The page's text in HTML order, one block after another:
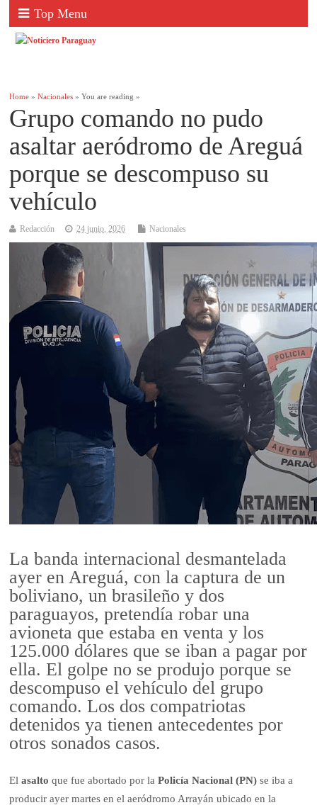
Top Menu
Home »Nacionales » You are reading »
Grupo comando no pudo
asaltar aeródromo de Areguá
porque se descompuso su
vehículo
Redacción 24 junio, 2026 Nacionales
La banda internacional desmantelada
ayer en Areguá, con la captura de un
boliviano, un brasileño y dos
paraguayos, pretendía robar una
avioneta que estaba en venta y los
125.000 dólares que se iban a pagar por
ella. El golpe no se produjo porque se
descompuso el vehículo del grupo
comando. Los dos compatriotas
detenidos ya tienen antecedentes por
otros sonados casos.
Elasalto que fue abortado por laPolicía Nacional (PN) se iba a
producir ayer martes en el aeródromo Arrayán ubicado en la